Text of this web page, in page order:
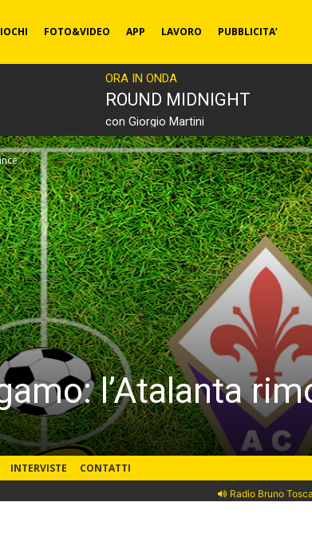
FOTO&VIDEO APP LAVORO PUBBLICITA’
ORA IN ONDA
ROUND MIDNIGHT
con Giorgio Martini
l’Atalanta
INTERVISTE CONTATTI
Radio Bruno